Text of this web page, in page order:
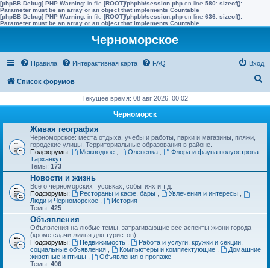
[phpBB Debug] PHP Warning: in file [ROOT]/phpbb/session.php on line 580: sizeof():
Parameter must be an array or an object that implements Countable
[phpBB Debug] PHP Warning: in file [ROOT]/phpbb/session.php on line 636: sizeof():
Parameter must be an array or an object that implements Countable
Черноморское
Правила Интерактивная карта FAQ Вход
Список форумов
с
Текущее время: 08 авг 2026, 00:02
Черноморск
Живая география
Черноморское: места отдыха, учебы и работы, парки и магазины, пляжи,
городские улицы. Территориальные образования в районе.
Подфорумы:
Межводное Оленевка
Флора и фауна полуострова
Тарханкут
Темы: 173
Новости и жизнь
Все о черноморских тусовках, событиях и т.д.
Подфорумы:
Рестораны и кафе, бары Увлечения и интересы
Люди и Черноморское
История
Темы: 425
Объявления
Объявления на любые темы, затрагивающие все аспекты жизни города
(кроме сдачи жилья для туристов).
Подфорумы:
Недвижимость
Работа и услуги, кружки и секции,
социальные объявления
Компьютеры и комплектующие
Домашние
животные и птицы
Объявления о пропаже
Темы: 406